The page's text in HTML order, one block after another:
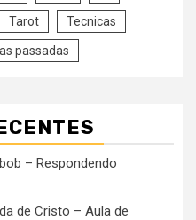
Tarot Tecnicas
passadas
– Respondendo
de Cristo – Aula de